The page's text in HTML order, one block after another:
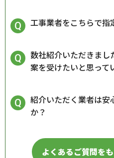
工事業者をこちらで指
数社紹介いただきまし
案を受けたいと思って
紹介いただく業者は安
か？
よくあるご質問を